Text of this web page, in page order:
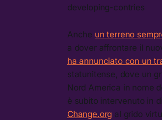
developing-contries
Anche un terreno
a dover affrontare il
ha annunciato con un
statunitense, dove un
Nord America in nome
è subito intervenuto in
Change.org al grido